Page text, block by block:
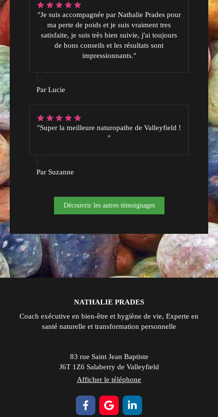
"Je suis accompagnée par Nathalie Prades pour
ma perte de poids et je suis vraiment tres
satisfaite, je suis très bien suivie, j'ai toujours
de bons conseils et les résultats sont
impressionnants."
Par Lucie
"Super la meilleure naturopathe de Valleyfield !
"
Par Suzanne
Découvrir les autres témoignages
NATHALIE PRADES
Coach exécutive en bien-être et hygiène de vie, Experte en
santé naturelle et transformation personnelle
83 rue Saint Jean Baptiste
J6T 1Z6 Salaberry de Valleyfield
Afficher le téléphone